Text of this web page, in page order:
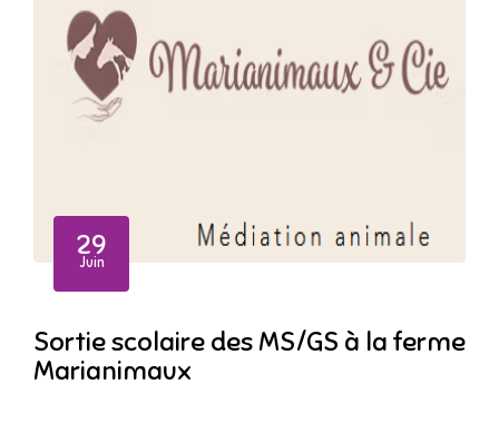
29
Juin
Sortie scolaire des MS/GS à la ferme
Marianimaux